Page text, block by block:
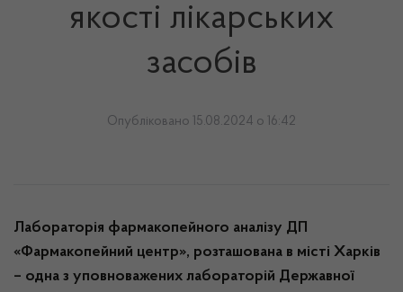
якості лікарських
засобів
Опубліковано 15.08.2024 о 16:42
Лабораторія фармакопейного аналізу ДП
«Фармакопейний центр», розташована в місті Харків
– одна з уповноважених лабораторій Державної